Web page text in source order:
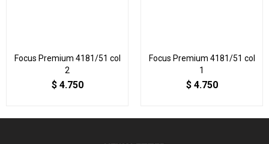
Focus Premium 4181/51 col
2
$ 4.750
Focus Premium 4181/51 col
1
$ 4.750